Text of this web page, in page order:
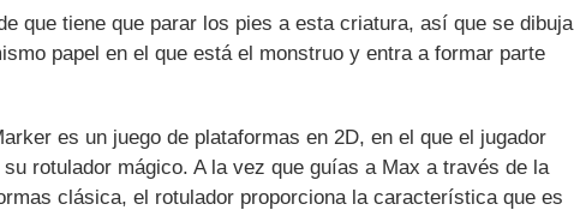
que tiene que parar los pies a esta criatura, así que se dibuja
papel en el que está el monstruo y entra a formar parte
es un juego de plataformas en 2D, en el que el jugador
rotulador mágico. A la vez que guías a Max a través de la
clásica, el rotulador proporciona la característica que es